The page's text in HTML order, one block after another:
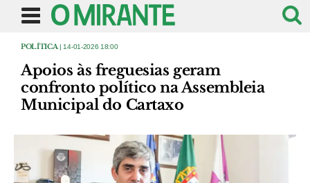
POLÍTICA | 14-01-2026 18:00
Apoios às freguesias geram
confronto político na Assembleia
Municipal do Cartaxo